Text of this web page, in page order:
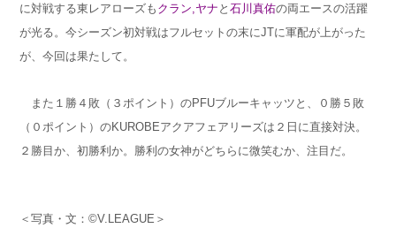
に対戦する東レアローズも クラン,ヤナ と石川真佑の両エースの活躍
が光る。今シーズン初対戦はフルセットの末にJTに軍配が上がった
が、今回は果たして。
また１勝４敗（３ポイント）のPFUブルーキャッツと、０勝５敗
（０ポイント）のKUROBEアクアフェアリーズは２日に直接対決。
２勝目か、初勝利か。勝利の女神がどちらに微笑むか、注目だ。
＜写真・文：©︎V.LEAGUE＞